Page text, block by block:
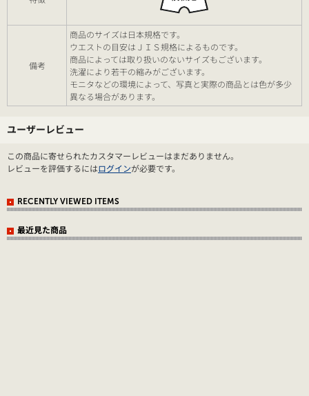
備考
商品のサイズは日本規格です。
ウエストの目安はＪＩＳ規格によるものです。
商品によっては取り扱いのないサイズもございます。
洗濯により若干の縮みがございます。
モニタなどの環境によって、写真と実際の商品とは色が多少
異なる場合があります。
ユーザーレビュー
この商品に寄せられたカスタマーレビューはまだありません。
レビューを評価するにはログインが必要です。
RECENTLY VIEWED ITEMS
最近見た商品